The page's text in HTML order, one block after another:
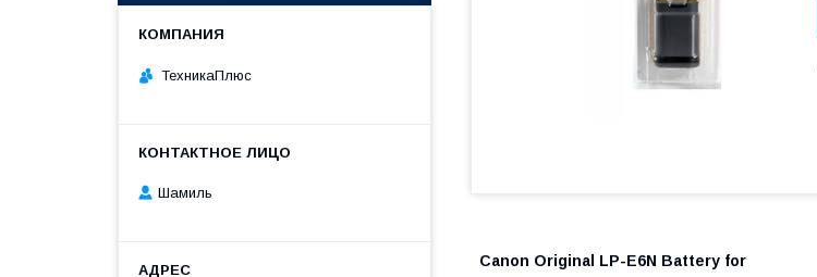
Canon Original LP-E6N Battery for
ТехникаПлюс
Шамиль